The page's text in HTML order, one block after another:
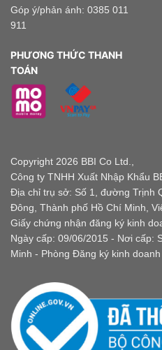
Góp ý/phản ánh: 0385 011
911
PHƯƠNG THỨC THANH
TOÁN
Copyright 2026 BBI Co Ltd.,
Công ty TNHH Xuất Nhập Khẩu
Địa chỉ trụ sở: Số 1, đường Trịnh
Đông, Thành phố Hồ Chí Minh,
Giấy chứng nhận đăng ký kinh
Ngày cấp: 09/06/2015 - Nơi cấp:
Minh - Phòng Đăng ký kinh doanh